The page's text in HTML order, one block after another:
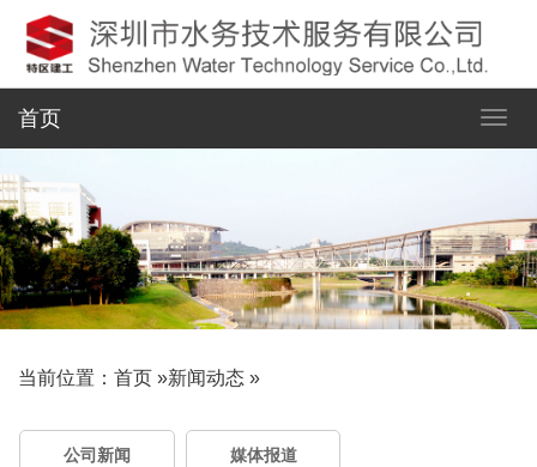
首页
当前位置： 首页 »新闻动态 »
公司新闻 媒体报道